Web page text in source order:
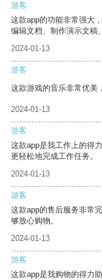
游客
这款app的功能非常强大
编辑文档、制作演示文稿
2024-01-13
游客
这款游戏的音乐非常优美
2024-01-13
游客
这款app是我工作上的得
更轻松地完成工作任务。
2024-01-13
游客
这款app的售后服务非常
够放心购物。
2024-01-13
游客
这款app是我购物的得力